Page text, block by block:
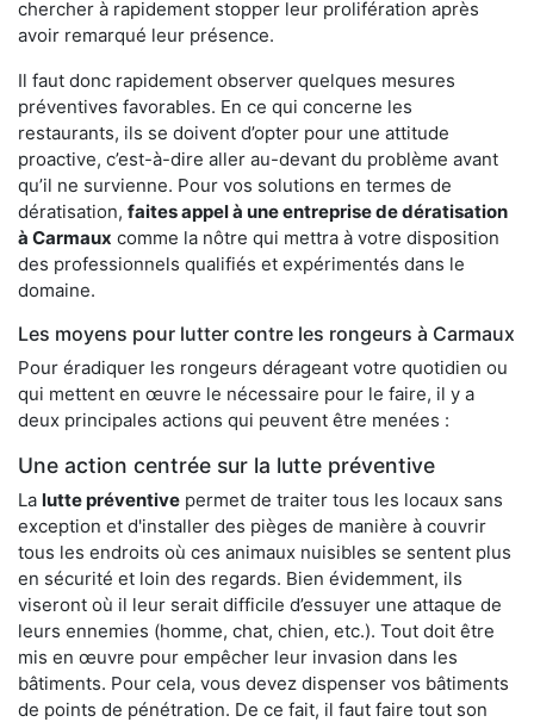
chercher à rapidement stopper leur prolifération après
avoir remarqué leur présence.
Il faut donc rapidement observer quelques mesures
préventives favorables. En ce qui concerne les
restaurants, ils se doivent d’opter pour une attitude
proactive, c’est-à-dire aller au-devant du problème avant
qu’il ne survienne. Pour vos solutions en termes de
dératisation, faites appel à une entreprise de dératisation
à Carmaux comme la nôtre qui mettra à votre disposition
des professionnels qualifiés et expérimentés dans le
domaine.
Les moyens pour lutter contre les rongeurs à Carmaux
Pour éradiquer les rongeurs dérageant votre quotidien ou
qui mettent en œuvre le nécessaire pour le faire, il y a
deux principales actions qui peuvent être menées :
Une action centrée sur la lutte préventive
La lutte préventive permet de traiter tous les locaux sans
exception et d'installer des pièges de manière à couvrir
tous les endroits où ces animaux nuisibles se sentent plus
en sécurité et loin des regards. Bien évidemment, ils
viseront où il leur serait difficile d’essuyer une attaque de
leurs ennemies (homme, chat, chien, etc.). Tout doit être
mis en œuvre pour empêcher leur invasion dans les
bâtiments. Pour cela, vous devez dispenser vos bâtiments
de points de pénétration. De ce fait, il faut faire tout son